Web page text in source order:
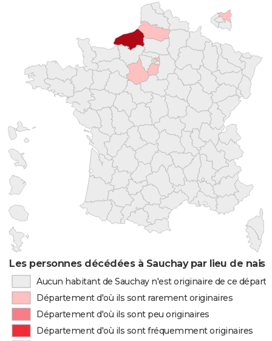
Les personnes décédées à Sauchay par lieu de
Aucun habitant de Sauchay n'est originaire de ce
Département d'où ils sont rarement originaires
Département d'où ils sont peu originaires
Département d'où ils sont fréquemment originaires